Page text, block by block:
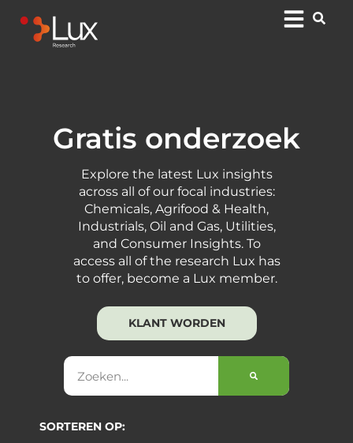
Gratis onderzoek
Explore the latest Lux insights
across all of our focal industries:
Chemicals, Agrifood & Health,
Industrials, Oil and Gas, Utilities,
and Consumer Insights. To
access all of the research Lux has
to offer, become a Lux member.
KLANT WORDEN
SORTEREN OP: